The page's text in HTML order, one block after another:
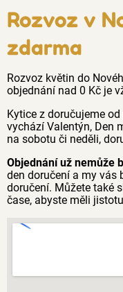
Rozvoz v
zdarma
Rozvoz květin do
objednání nad 0 Kč je
Kytice z doručujeme
vychází Valentýn, Den
na sobotu či neděli,
Objednání už nemůže
den doručení a my vás
doručení. Můžete také
čase, abyste měli